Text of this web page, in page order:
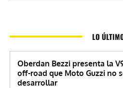
LO
Oberdan Bezzi presenta la
off-road que Moto Guzzi no
desarrollar